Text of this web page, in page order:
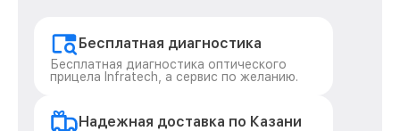
Бесплатная диагностика
Бесплатная диагностика оптического
прицела Infratech, а сервис по желанию.
Надежная доставка по Казани